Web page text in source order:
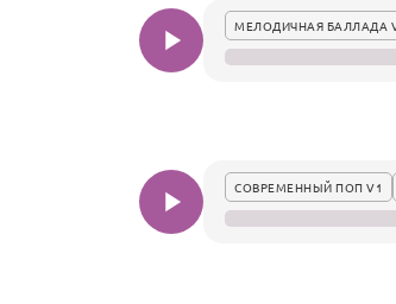
МЕЛОДИЧНАЯ БАЛЛАДА
СОВРЕМЕННЫЙ ПОП V1